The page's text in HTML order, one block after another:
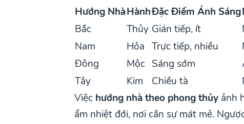
Hướng NhàHànhĐặc Điểm Ánh Sáng
Bắc
Thủy Gián tiếp, ít
Nam
Hỏa Trực tiếp, nhiều
Đông
Mộc Sáng sớm
Tây
Kim Chiều tà
Việc hướng nhà theo phong thủy ảnh
ẩm nhiệt đới, nơi cần sự mát mẻ.